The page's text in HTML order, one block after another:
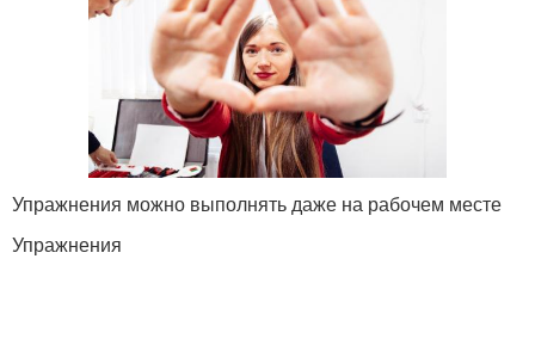
Упражнения можно выполнять даже на рабочем месте
Упражнения